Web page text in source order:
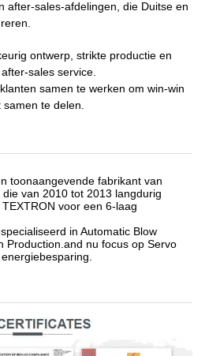
after-sales-afdelingen, die Duitse en
ontwerp, strikte productie en
sales service.
samen te werken om win-win
te delen.
toonaangevende fabrikant van
van 2010 tot 2013 langdurig
voor een 6-laag
in Automatic Blow
Production.and nu focus op Servo